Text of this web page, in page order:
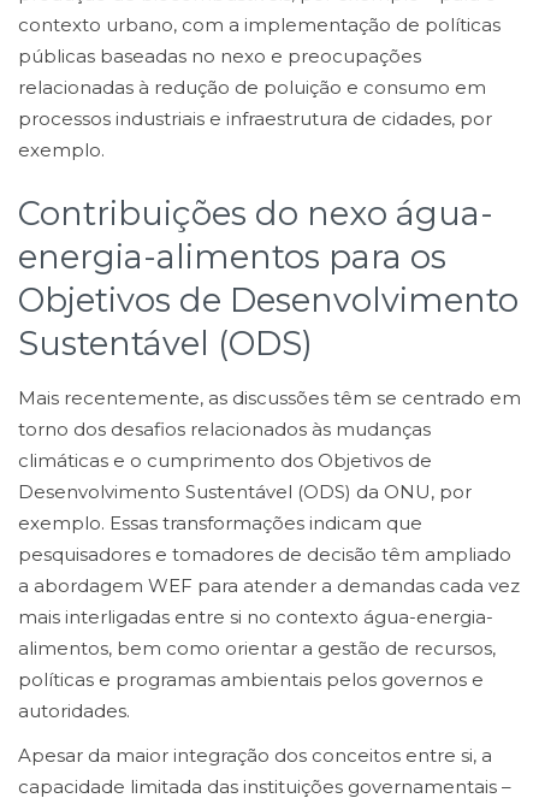
contexto urbano, com a implementação de políticas
públicas baseadas no nexo e preocupações
relacionadas à redução de poluição e consumo em
processos industriais e infraestrutura de cidades, por
exemplo.
Contribuições do nexo água-
energia-alimentos para os
Objetivos de Desenvolvimento
Sustentável (ODS)
Mais recentemente, as discussões têm se centrado em
torno dos desafios relacionados às mudanças
climáticas e o cumprimento dos Objetivos de
Desenvolvimento Sustentável (ODS) da ONU, por
exemplo. Essas transformações indicam que
pesquisadores e tomadores de decisão têm ampliado
a abordagem WEF para atender a demandas cada vez
mais interligadas entre si no contexto água-energia-
alimentos, bem como orientar a gestão de recursos,
políticas e programas ambientais pelos governos e
autoridades.
Apesar da maior integração dos conceitos entre si, a
capacidade limitada das instituições governamentais –